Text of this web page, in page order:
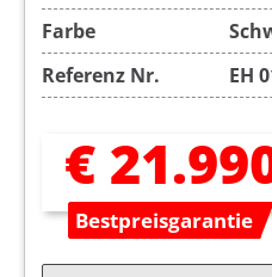
Farbe
Referenz Nr.
EH
€
Bestpreisgarantie